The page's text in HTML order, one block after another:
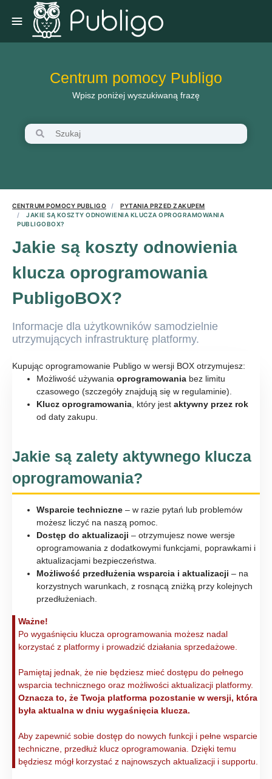
Centrum pomocy Publigo
Wpisz poniżej wyszukiwaną frazę
CENTRUM POMOCY PUBLIGO
PYTANIA PRZED ZAKUPEM
JAKIE SĄ KOSZTY ODNOWIENIA KLUCZA OPROGRAMOWANIA
PUBLIGOBOX?
Jakie są koszty odnowienia
klucza oprogramowania
PubligoBOX?
Informacje dla użytkowników samodzielnie
utrzymujących infrastrukturę platformy.
Kupując oprogramowanie Publigo w wersji BOX otrzymujesz:
Możliwość używania oprogramowania bez limitu
czasowego (szczegóły znajdują się w regulaminie).
Klucz oprogramowania , który jest aktywny przez rok
od daty zakupu.
Jakie są zalety aktywnego klucza
oprogramowania?
Wsparcie techniczne – w razie pytań lub problemów
możesz liczyć na naszą pomoc.
Dostęp do aktualizacji – otrzymujesz nowe wersje
oprogramowania z dodatkowymi funkcjami, poprawkami i
aktualizacjami bezpieczeństwa.
Możliwość przedłużenia wsparcia i aktualizacji – na
korzystnych warunkach, z rosnącą zniżką przy kolejnych
przedłużeniach.
Ważne!
Po wygaśnięciu klucza oprogramowania możesz nadal
korzystać z platformy i prowadzić działania sprzedażowe.
Pamiętaj jednak, że nie będziesz mieć dostępu do pełnego
wsparcia technicznego oraz możliwości aktualizacji platformy.
Oznacza to, że Twoja platforma pozostanie w wersji, która
była aktualna w dniu wygaśnięcia klucza.
Aby zapewnić sobie dostęp do nowych funkcji i pełne wsparcie
techniczne, przedłuż klucz oprogramowania. Dzięki temu
będziesz mógł korzystać z najnowszych aktualizacji i supportu.